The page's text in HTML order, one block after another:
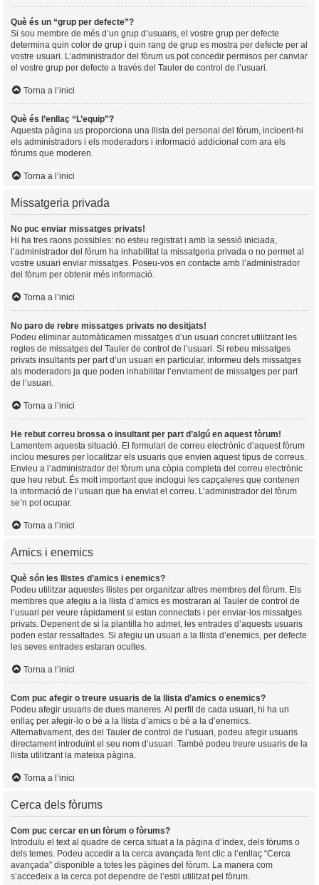
Què és un “grup per defecte”?
Si sou membre de més d’un grup d’usuaris, el vostre grup per defecte
determina quin color de grup i quin rang de grup es mostra per defecte per al
vostre usuari. L’administrador del fòrum us pot concedir permisos per canviar
el vostre grup per defecte a través del Tauler de control de l’usuari.
Torna a l’inici
Què és l’enllaç “L’equip”?
Aquesta pàgina us proporciona una llista del personal del fòrum, incloent-hi
els administradors i els moderadors i informació addicional com ara els
fòrums que moderen.
Torna a l’inici
Missatgeria privada
No puc enviar missatges privats!
Hi ha tres raons possibles: no esteu registrat i amb la sessió iniciada,
l’administrador del fòrum ha inhabilitat la missatgeria privada o no permet al
vostre usuari enviar missatges. Poseu-vos en contacte amb l’administrador
del fòrum per obtenir més informació.
Torna a l’inici
No paro de rebre missatges privats no desitjats!
Podeu eliminar automàticamen missatges d’un usuari concret utilitzant les
regles de missatges del Tauler de control de l’usuari. Si rebeu missatges
privats insultants per part d’un usuari en particular, informeu dels missatges
als moderadors ja que poden inhabilitar l’enviament de missatges per part
de l’usuari.
Torna a l’inici
He rebut correu brossa o insultant per part d’algú en aquest fòrum!
Lamentem aquesta situació. El formulari de correu electrònic d’aquest fòrum
inclou mesures per localitzar els usuaris que envien aquest tipus de correus.
Envieu a l’administrador del fòrum una còpia completa del correu electrònic
que heu rebut. És molt important que inclogui les capçaleres que contenen
la informació de l’usuari que ha enviat el correu. L’administrador del fòrum
se’n pot ocupar.
Torna a l’inici
Amics i enemics
Què són les llistes d’amics i enemics?
Podeu utilitzar aquestes llistes per organitzar altres membres del fòrum. Els
membres que afegiu a la llista d’amics es mostraran al Tauler de control de
l’usuari per veure ràpidament si estan connectats i per enviar-los missatges
privats. Depenent de si la plantilla ho admet, les entrades d’aquests usuaris
poden estar ressaltades. Si afegiu un usuari a la llista d’enemics, per defecte
les seves entrades estaran ocultes.
Torna a l’inici
Com puc afegir o treure usuaris de la llista d’amics o enemics?
Podeu afegir usuaris de dues maneres. Al perfil de cada usuari, hi ha un
enllaç per afegir-lo o bé a la llista d’amics o bé a la d’enemics.
Alternativament, des del Tauler de control de l’usuari, podeu afegir usuaris
directament introduïnt el seu nom d’usuari. També podeu treure usuaris de la
llista utilitzant la mateixa pàgina.
Torna a l’inici
Cerca dels fòrums
Com puc cercar en un fòrum o fòrums?
Introduïu el text al quadre de cerca situat a la pàgina d’índex, dels fòrums o
dels temes. Podeu accedir a la cerca avançada fent clic a l’enllaç “Cerca
avançada” disponible a totes les pàgines del fòrum. La manera com
s’accedeix a la cerca pot dependre de l’estil utilitzat pel fòrum.